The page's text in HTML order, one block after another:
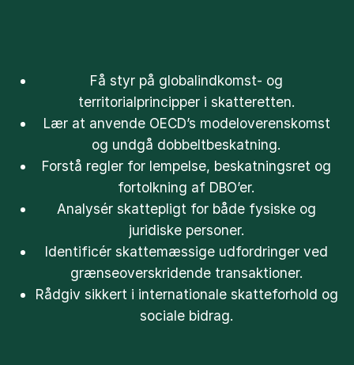
Få styr på globalindkomst- og
territorialprincipper i skatteretten.
Lær at anvende OECD’s modeloverenskomst
og undgå dobbeltbeskatning.
Forstå regler for lempelse, beskatningsret og
fortolkning af DBO’er.
Analysér skattepligt for både fysiske og
juridiske personer.
Identificér skattemæssige udfordringer ved
grænseoverskridende transaktioner.
Rådgiv sikkert i internationale skatteforhold og
sociale bidrag.